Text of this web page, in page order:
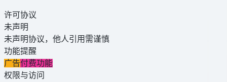
许可协议
未声明
未声明协议，他人引用需谨慎
功能提醒
广告付费功能
权限与访问